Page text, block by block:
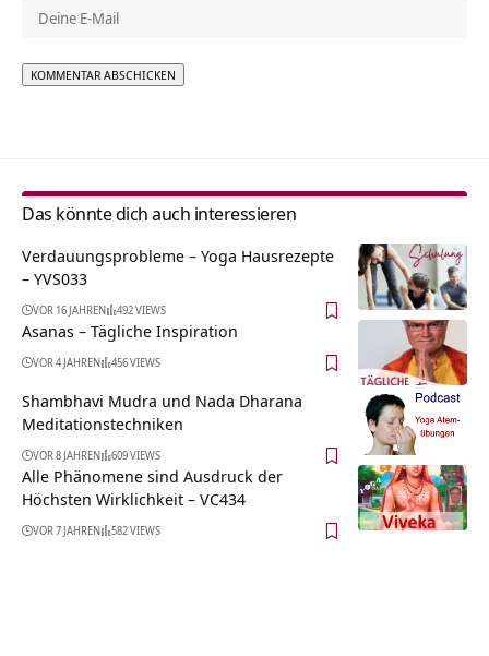
Das könnte dich auch interessieren
Verdauungsprobleme – Yoga Hausrezepte
– YVS033
VOR 16 JAHREN 492 VIEWS
Asanas – Tägliche Inspiration
VOR 4 JAHREN 456 VIEWS
Shambhavi Mudra und Nada Dharana
Meditationstechniken
VOR 8 JAHREN 609 VIEWS
Alle Phänomene sind Ausdruck der
Höchsten Wirklichkeit – VC434
VOR 7 JAHREN 582 VIEWS